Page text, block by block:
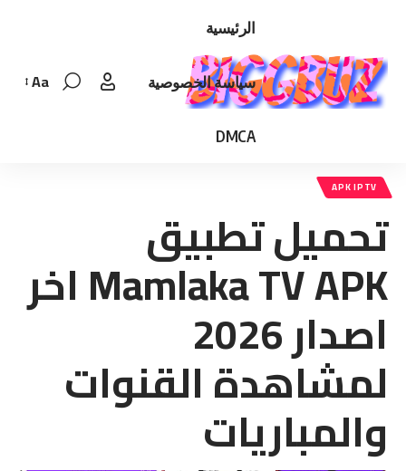
الرئيسية
سياسة الخصوصية
DMCA
Font
Aa
APK IPTV
تحميل تطبيق
Mamlaka TV APK اخر
اصدار 2026
لمشاهدة القنوات
والمباريات